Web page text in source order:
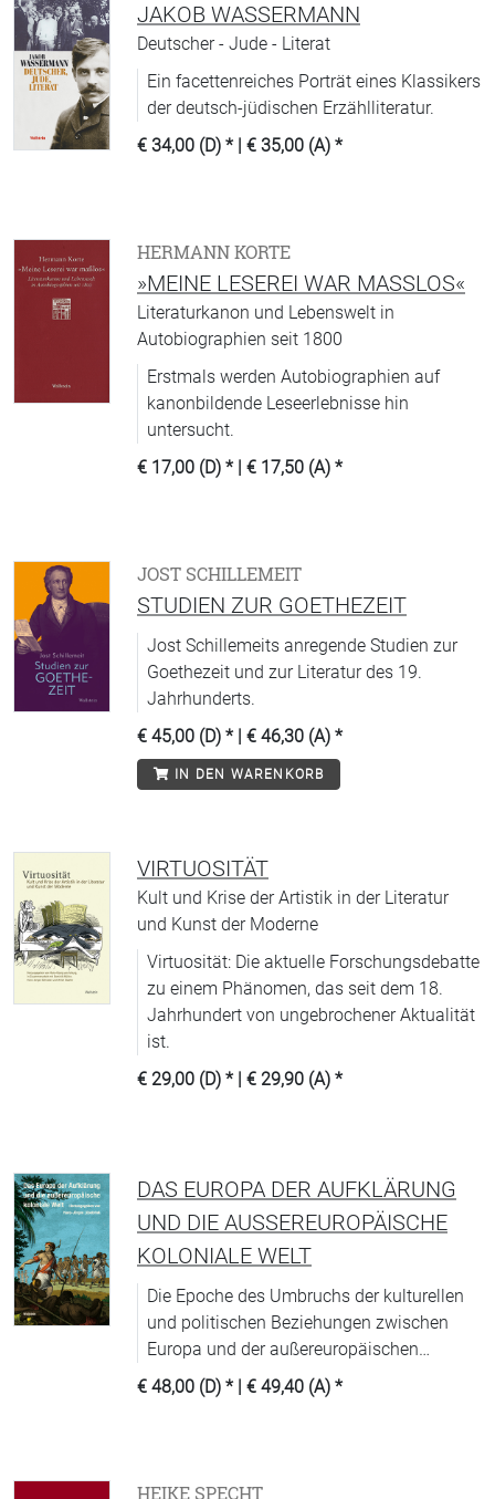
JAKOB WASSERMANN
Deutscher - Jude - Literat
Ein facettenreiches Porträt eines Klassikers
der deutsch-jüdischen Erzählliteratur.
€ 34,00 (D) * | € 35,00 (A) *
HERMANN KORTE
»MEINE LESEREI WAR MASSLOS«
Literaturkanon und Lebenswelt in
Autobiographien seit 1800
Erstmals werden Autobiographien auf
kanonbildende Leseerlebnisse hin
untersucht.
€ 17,00 (D) * | € 17,50 (A) *
JOST SCHILLEMEIT
STUDIEN ZUR GOETHEZEIT
Jost Schillemeits anregende Studien zur
Goethezeit und zur Literatur des 19.
Jahrhunderts.
€ 45,00 (D) * | € 46,30 (A) *
IN DEN WARENKORB
VIRTUOSITÄT
Kult und Krise der Artistik in der Literatur
und Kunst der Moderne
Virtuosität: Die aktuelle Forschungsdebatte
zu einem Phänomen, das seit dem 18.
Jahrhundert von ungebrochener Aktualität
ist.
€ 29,00 (D) * | € 29,90 (A) *
DAS EUROPA DER AUFKLÄRUNG
UND DIE AUSSEREUROPÄISCHE K
OLONIALE WELT
Die Epoche des Umbruchs der kulturellen
und politischen Beziehungen zwischen
Europa und der außereuropäischen
kolonialen Welt wird in diesem Band von
internationalen Autoren ausführlich
€ 48,00 (D) * | € 49,40 (A) *
HEIKE SPECHT